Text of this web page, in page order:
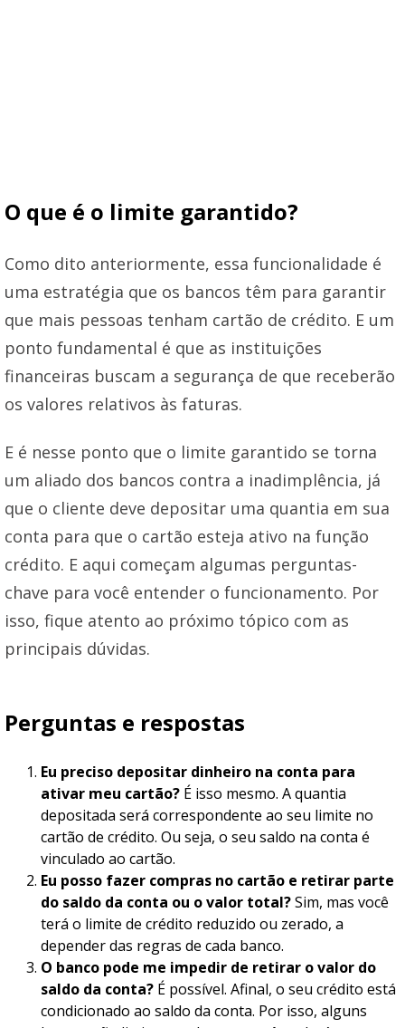
O que é o limite garantido?
Como dito anteriormente, essa funcionalidade é
uma estratégia que os bancos têm para garantir
que mais pessoas tenham cartão de crédito. E um
ponto fundamental é que as instituições
financeiras buscam a segurança de que receberão
os valores relativos às faturas.
E é nesse ponto que o limite garantido se torna
um aliado dos bancos contra a inadimplência, já
que o cliente deve depositar uma quantia em sua
conta para que o cartão esteja ativo na função
crédito. E aqui começam algumas perguntas-
chave para você entender o funcionamento. Por
isso, fique atento ao próximo tópico com as
principais dúvidas.
Perguntas e respostas
Eu preciso depositar dinheiro na conta para
ativar meu cartão? É isso mesmo. A quantia
depositada será correspondente ao seu limite no
cartão de crédito. Ou seja, o seu saldo na conta é
vinculado ao cartão.
Eu posso fazer compras no cartão e retirar parte
do saldo da conta ou o valor total?Sim, mas você
terá o limite de crédito reduzido ou zerado, a
depender das regras de cada banco.
O banco pode me impedir de retirar o valor do
saldo da conta? É possível. Afinal, o seu crédito está
condicionado ao saldo da conta. Por isso, alguns